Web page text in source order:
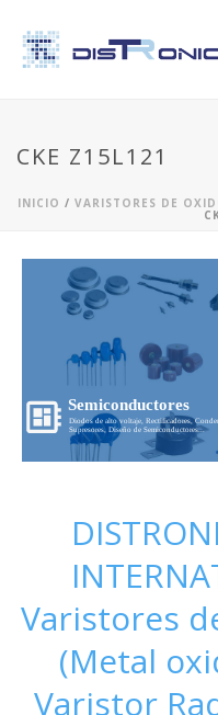
CKE Z15L121
INICIO / VARISTORES DE
Semiconductores
Diodos de alto voltaje, Rectificadores,
Supresores, Diseño de Semiconductores...
Varistores
(Metal
Varistor